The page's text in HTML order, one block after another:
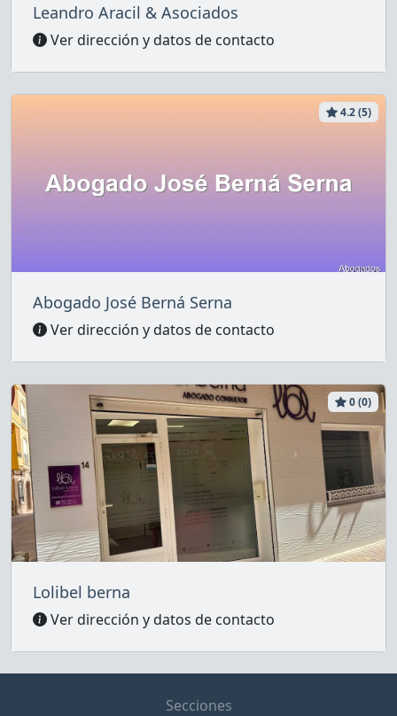
Leandro Aracil & Asociados
Ver dirección y datos de contacto
4.2 (5)
Abogado José Berná Serna
Ver dirección y datos de contacto
0 (0)
Lolibel berna
Ver dirección y datos de contacto
Secciones